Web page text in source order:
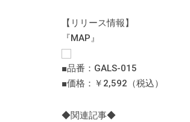
【リリース情報】
『MAP』
■品番：GALS-015
■価格：￥2,592（税込）
◆関連記事◆